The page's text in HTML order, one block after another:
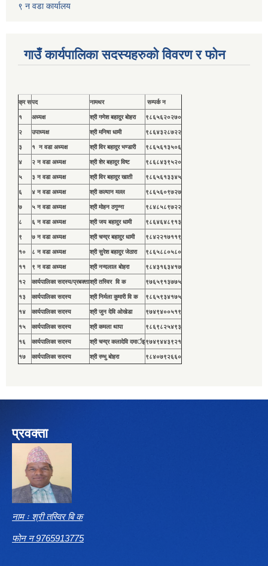
९ न वडा कार्यालय
गाउँ कार्यपालिका सदस्यहरुकाे विवरण र फाेन
क्र सपद नामथर सम्पर्क न
१ अध्यक्ष श्री गणेश बहादुर बाेहरा ९८६५६२०२७०
२ उपाध्यक्ष श्री मनिषा धामी ९८६४३२८७२२
३ १ न वडा अध्यक्ष श्री विर बहादुर भण्डारी ९८६५६१३५०६
४ २ न वडा अध्यक्ष श्री शेर बहादुर विष्ट ९८६८४३९५२०
५ ३ न वडा अध्यक्ष श्री विर बहादुर खाती ९८६५६१३३४५
६ ४ न वडा अध्यक्ष श्री कल्यान मल्ल ९८६५६०९७२७
७ ५ न वडा अध्यक्ष श्री मोहन ठगुन्ना ९८४८५८९७२२
८ ६ न वडा अध्यक्ष श्री जय बहादुर धामी ९८६४६४८९१३
९ ७ न वडा अध्यक्ष श्री चन्द्र बहादुर धामी ९८४२२१७११९
१० ८ न वडा अध्यक्ष श्री सुरेश बहादुर जेठारा ९८६५८८०५८०
११ ९ न वडा अध्यक्ष श्री नन्दलाल बाेहरा ९८४३१६३४१७
१२ कार्यपालिका सदस्य/प्रबक्ताश्री तस्विर वि क ९७६५९१३७७५
१३ कार्यपालिका सदस्य श्री निर्मला कुमारी वि क ९८६५९३४१७५
१४ कार्यपालिका सदस्य श्री जुन देवि ओखेडा ९७४९४००५१९
१५ कार्यपालिका सदस्य श्री कमला थापा ९८६९८२५४९३
१६ कार्यपालिका सदस्य श्री चन्द्र कलादेवि दमार्इ९७४९४४३९२१
१७ कार्यपालिका सदस्य श्री रम्भु बाेहरा ९८४०७९२६६०
प्रवक्ता
नाम ः श्री तस्विर बि क
फोन न 9765913775